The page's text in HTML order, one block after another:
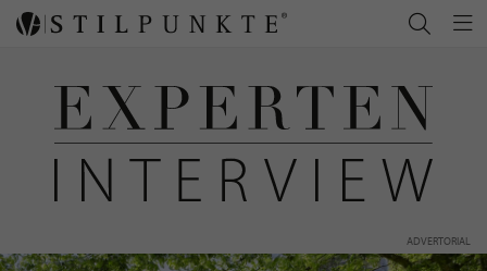
ADVERTORIAL